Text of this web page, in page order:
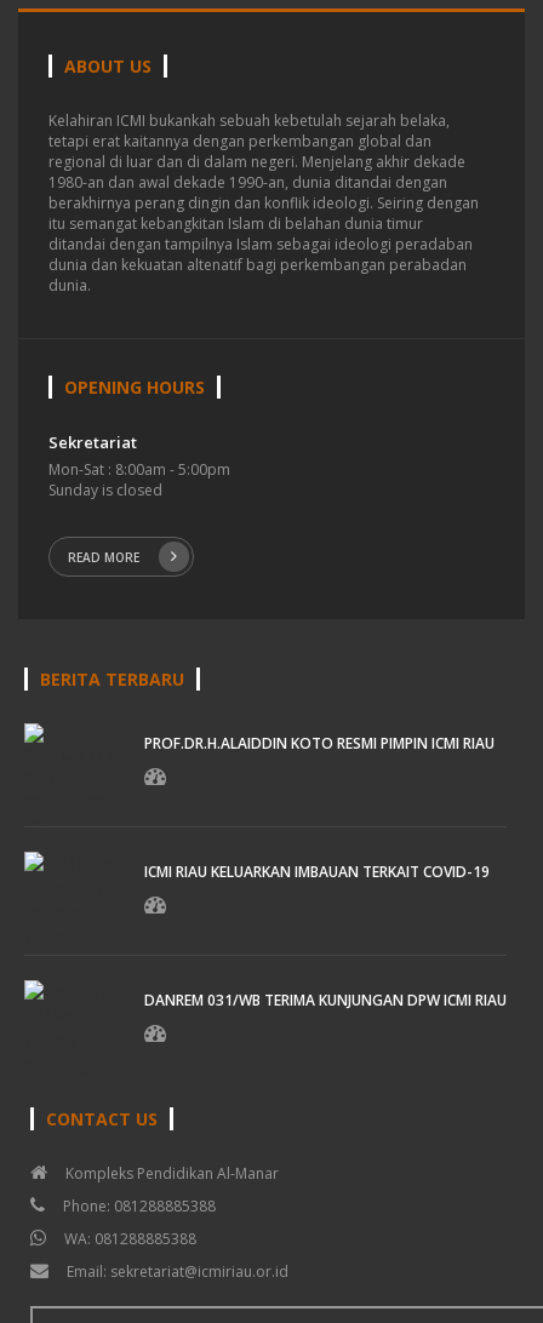
ABOUT US
Kelahiran ICMI bukankah sebuah kebetulah sejarah belaka,
tetapi erat kaitannya dengan perkembangan global dan
regional di luar dan di dalam negeri. Menjelang akhir dekade
1980-an dan awal dekade 1990-an, dunia ditandai dengan
berakhirnya perang dingin dan konflik ideologi. Seiring dengan
itu semangat kebangkitan Islam di belahan dunia timur
ditandai dengan tampilnya Islam sebagai ideologi peradaban
dunia dan kekuatan altenatif bagi perkembangan perabadan
dunia.
OPENING HOURS
Sekretariat
Mon-Sat : 8:00am - 5:00pm
Sunday is closed
READ MORE
BERITA TERBARU
PROF.DR.H.ALAIDDIN KOTO RESMI PIMPIN ICMI RIAU
ICMI RIAU KELUARKAN IMBAUAN TERKAIT COVID-19
DANREM 031/WB TERIMA KUNJUNGAN DPW ICMI RIAU
CONTACT US
Kompleks Pendidikan Al-Manar
Phone: 081288885388
WA: 081288885388
Email: sekretariat@icmiriau.or.id